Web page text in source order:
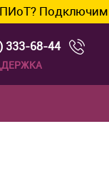
Подключим и
333-68-44